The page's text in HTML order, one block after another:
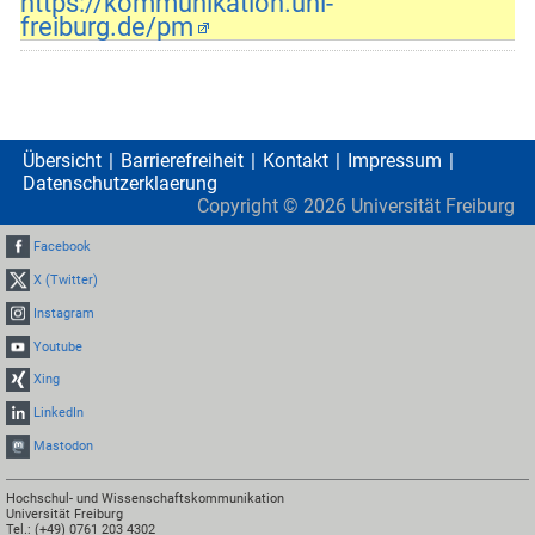
freiburg.de/pm
Übersicht Barrierefreiheit Kontakt
Impressum
Datenschutzerklaerung
Copyright © 2026 Universität Freiburg
Facebook
X (Twitter)
Instagram
Youtube
Xing
LinkedIn
Mastodon
Hochschul- und Wissenschaftskommunikation
Universität Freiburg
Tel.: (+49) 0761 203 4302